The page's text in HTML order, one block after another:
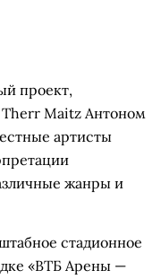
проект,
Maitz Антоном
артисты
жанры и
стадионное
«ВТБ Арены —